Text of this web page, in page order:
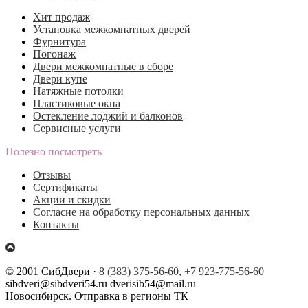
Хит продаж
Установка межкомнатных дверей
Фурнитура
Погонаж
Двери межкомнатные в сборе
Двери купе
Натяжные потолки
Пластиковые окна
Остекление лоджий и балконов
Сервисные услуги
Полезно посмотреть
Отзывы
Сертификаты
Акции и скидки
Согласие на обработку персональных данных
Контакты
© 2001 СибДвери · 8 (383) 375-56-60, +7 923-775-56-60
sibdveri@sibdveri54.ru dverisib54@mail.ru
Новосибирск. Отправка в регионы ТК